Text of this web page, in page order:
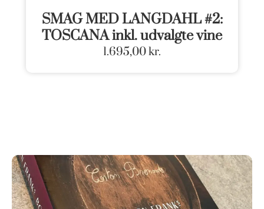
SMAG MED LANGDAHL #2:
TOSCANA inkl. udvalgte vine
1.695,00kr.